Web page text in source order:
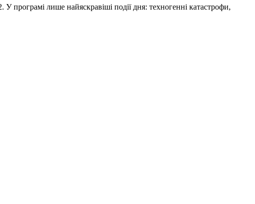
програмі лише найяскравіші події дня: техногенні катастрофи,